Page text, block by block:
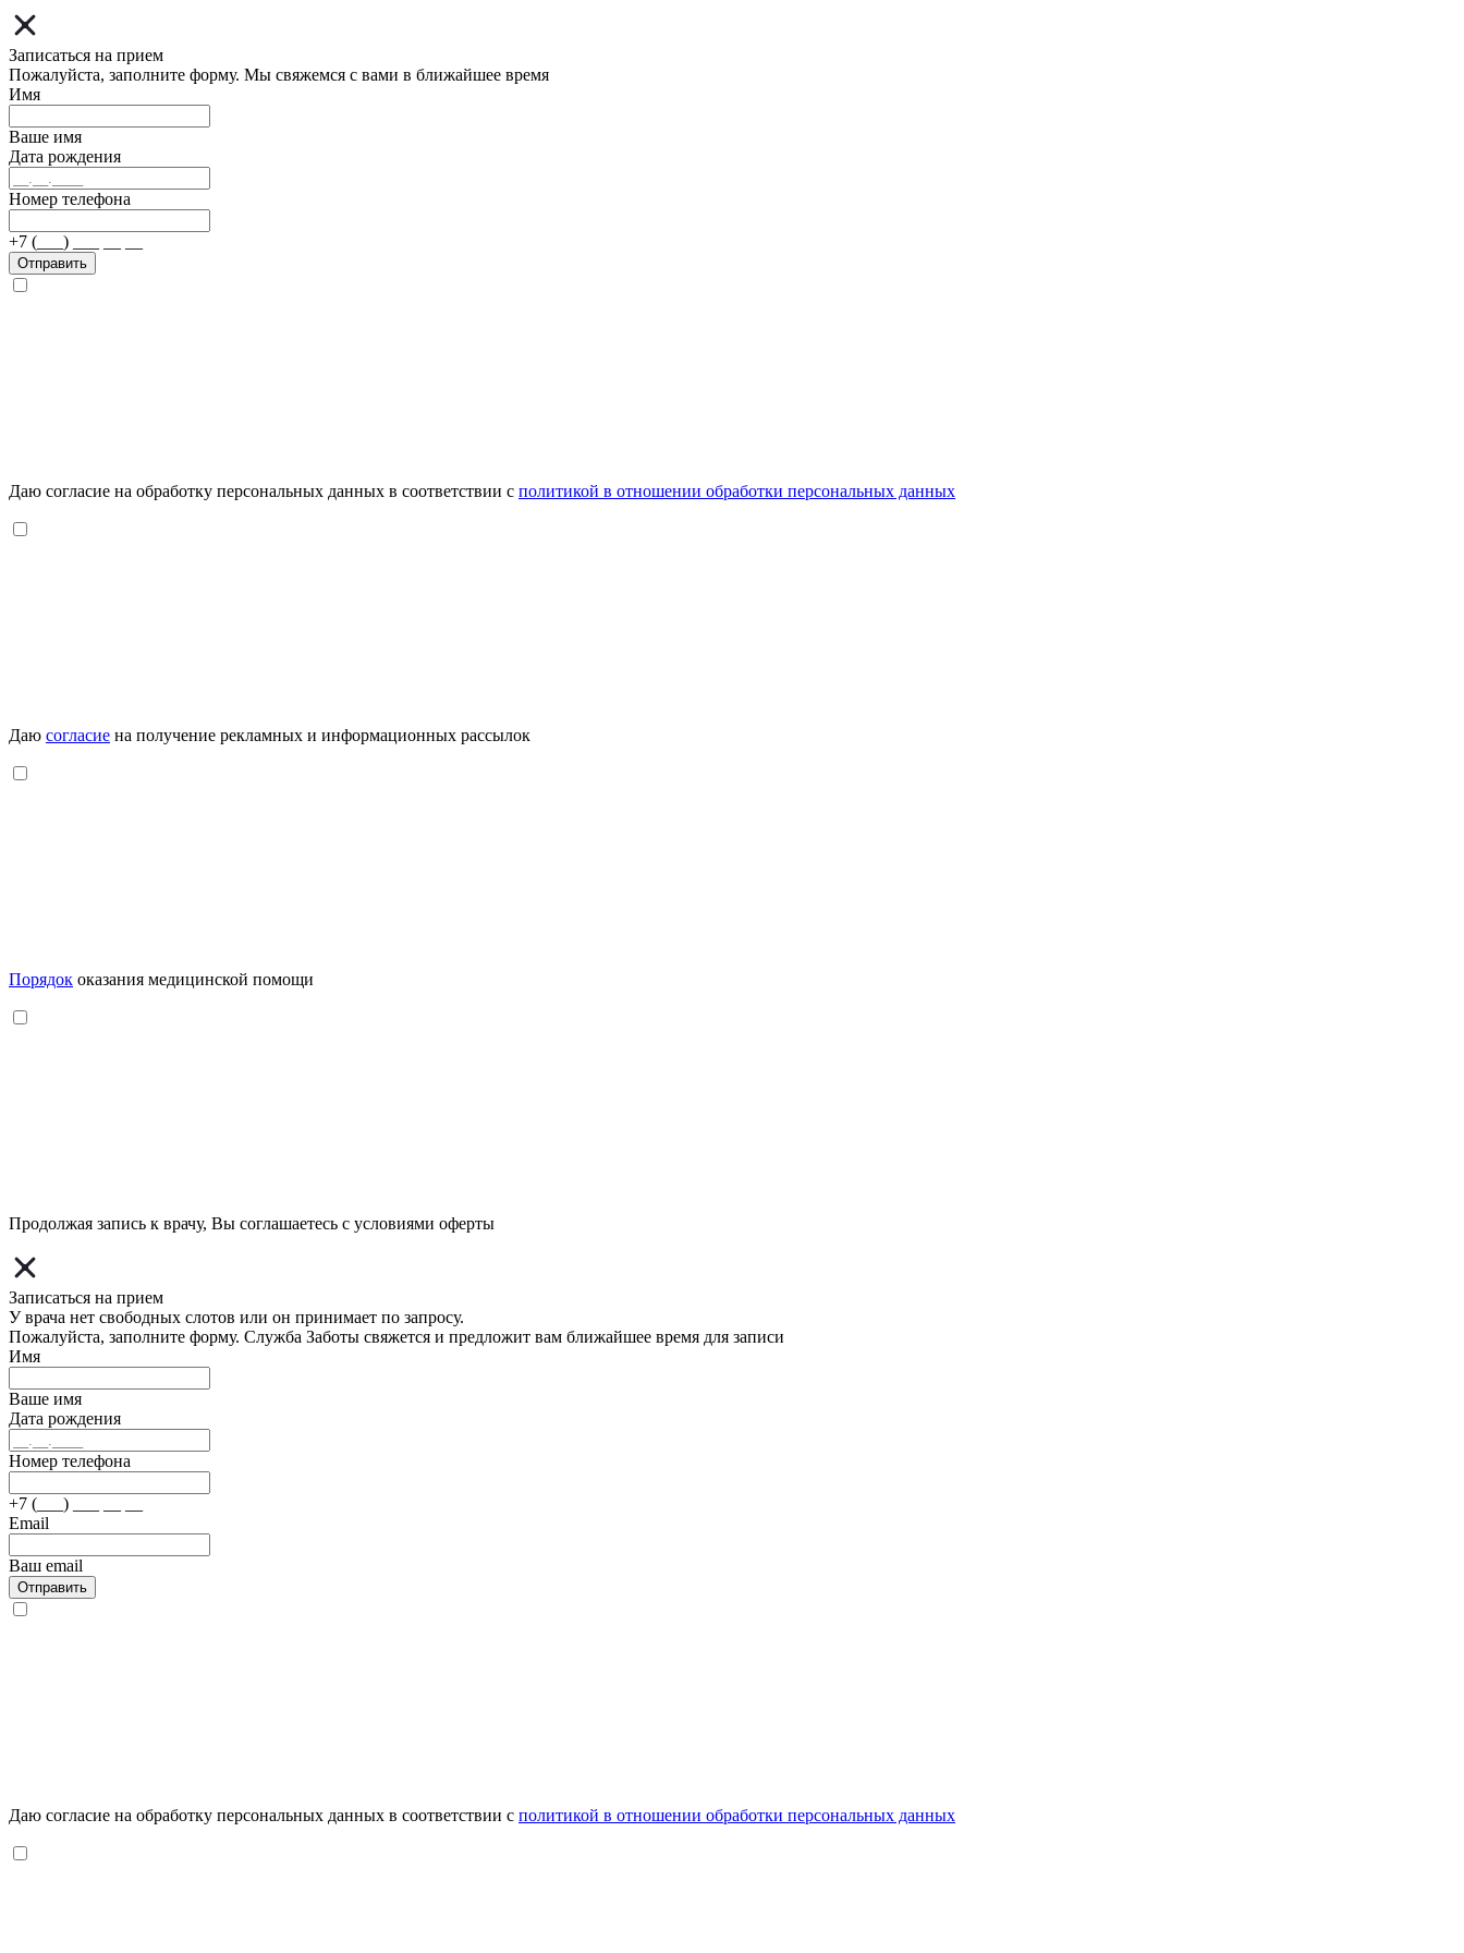
Записаться на прием
Пожалуйста, заполните форму. Мы свяжемся с вами в ближайшее время
Имя
Ваше имя
Дата рождения
Номер телефона
+7 (___) ___ __ __
Отправить
Даю согласие на обработку персональных данных в соответствии с политикой в отношении обработки персональных данных
Даю согласие на получение рекламных и информационных рассылок
Порядок оказания медицинской помощи
Продолжая запись к врачу, Вы соглашаетесь с условиями оферты
Записаться на прием
У врача нет свободных слотов или он принимает по запросу.
Пожалуйста, заполните форму. Служба Заботы свяжется и предложит вам ближайшее время для записи
Имя
Ваше имя
Дата рождения
Номер телефона
+7 (___) ___ __ __
Email
Ваш email
Отправить
Даю согласие на обработку персональных данных в соответствии с политикой в отношении обработки персональных данных